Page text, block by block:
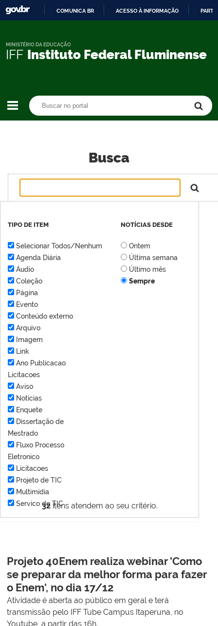
CONTEÚDO
COMUNICA BR ACESSO À INFORMAÇÃO
IFF Instituto Federal Fluminense
MINISTÉRIO DA EDUCAÇÃO
Busca
32itens atendem ao seu critério.
TIPO DE ITEM
Selecionar Todos/Nenhum
Agenda Diária
Áudio
Coleção
Página
Evento
Conteúdo externo
Arquivo
Imagem
Link
Ano Publicacao
Licitacoes
Aviso
Notícias
Enquete
Dissertação de
Mestrado
Fluxo Processo
Eletronico
Licitacoes
Projeto de TIC
Multimídia
Servico de TIC
NOTÍCIAS DESDE
Ontem
Última semana
Último mês
Sempre
Projeto 40Enem realiza webinar 'Como
se preparar da melhor forma para fazer
o Enem', no dia 17/12
Atividade é aberta ao público em geral e terá
transmissão pelo IFF Tube Campus Itaperuna, no
Youtube, a partir das 16h.